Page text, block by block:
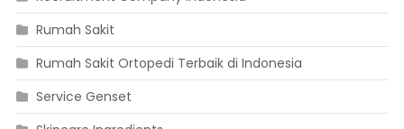
Rumah Sakit
Rumah Sakit Ortopedi Terbaik di Indonesia
Service Genset